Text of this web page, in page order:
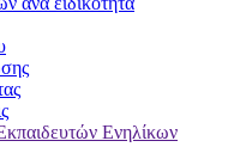
Ενηλίκων